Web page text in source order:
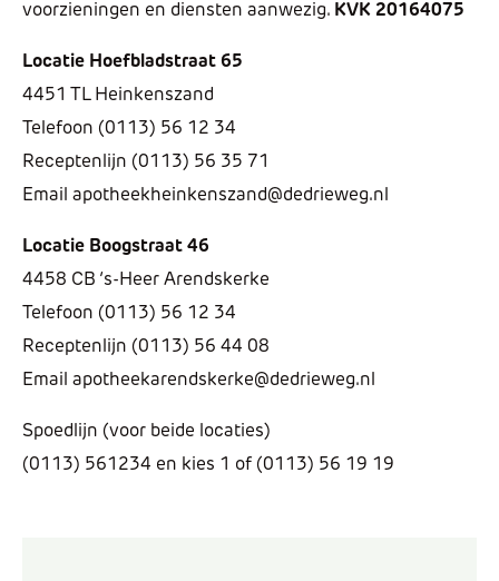
voorzieningen en diensten aanwezig. KVK 20164075
Locatie Hoefbladstraat 65
4451 TL Heinkenszand
Telefoon (0113) 56 12 34
Receptenlijn (0113) 56 35 71
Email apotheekheinkenszand@dedrieweg.nl
Locatie Boogstraat 46
4458 CB ’s-Heer Arendskerke
Telefoon (0113) 56 12 34
Receptenlijn (0113) 56 44 08
Email apotheekarendskerke@dedrieweg.nl
Spoedlijn (voor beide locaties)
(0113) 561234 en kies 1 of (0113) 56 19 19